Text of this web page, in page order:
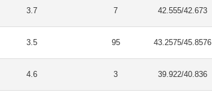
3.7 7 42.555/42.673
3.5 95 43.2575/45.8576
4.6 3 39.922/40.836